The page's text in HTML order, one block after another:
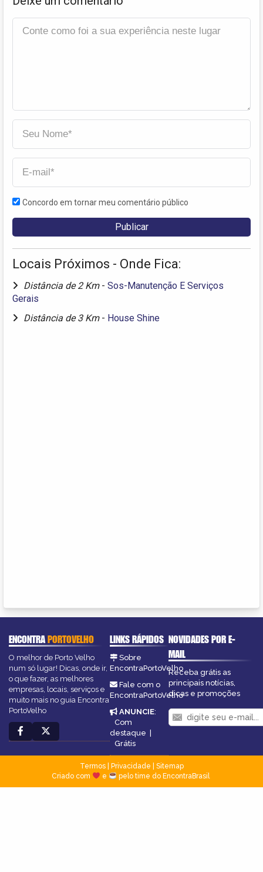
Concordo em tornar meu comentário público
Locais Próximos - Onde Fica:
Distância de 2 Km - Sos-Manutenção E Serviços
Gerais
Distância de 3 Km - House Shine
ENCONTRAPORTOVELHO
O melhor de Porto Velho
num só lugar! Dicas, onde ir,
o que fazer, as melhores
empresas, locais, serviços e
muito mais no guia Encontra
PortoVelho
LINKS RÁPIDOS
Sobre
EncontraPortoVelho
Fale com o
EncontraPortoVelho
ANUNCIE:
Com
destaque |
Grátis
NOVIDADES POR E-
MAIL
Receba grátis as
principais notícias,
dicas e promoções
Termos| Privacidade
Sitemap
Criado com
e pelo time do EncontraBrasil